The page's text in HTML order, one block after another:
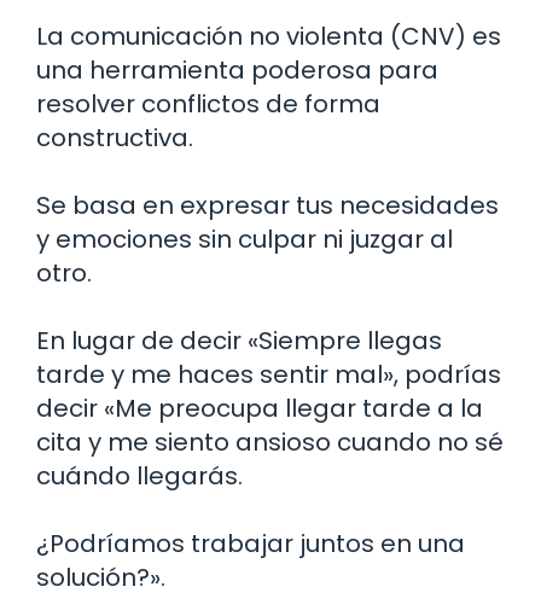
La comunicación no violenta (CNV) es
una herramienta poderosa para
resolver conflictos de forma
constructiva.
Se basa en expresar tus necesidades
y emociones sin culpar ni juzgar al
otro.
En lugar de decir «Siempre llegas
tarde y me haces sentir mal», podrías
decir «Me preocupa llegar tarde a la
cita y me siento ansioso cuando no sé
cuándo llegarás.
¿Podríamos trabajar juntos en una
solución?».